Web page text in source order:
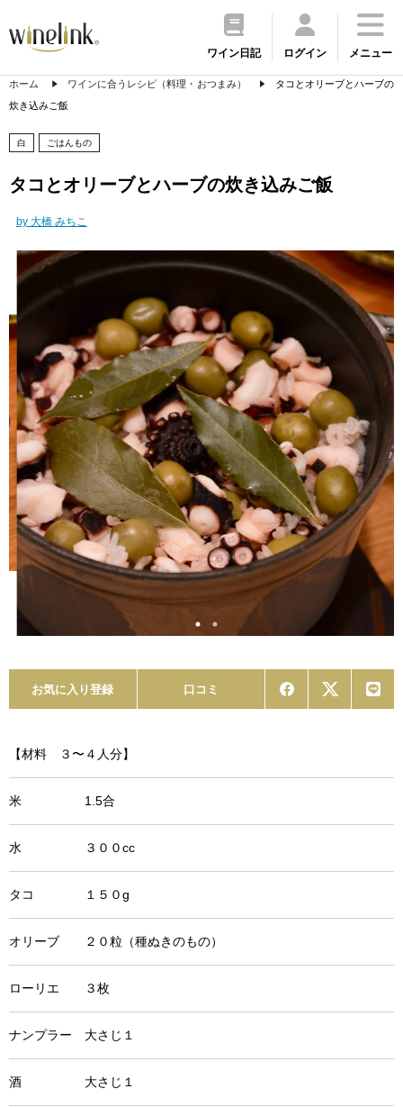
ワイン日記 ログイン メニュー
ホーム ワインに合うレシピ（料理・おつまみ）
タコとオリーブとハーブの
炊き込みご飯
白 ごはんもの
タコとオリーブとハーブの炊き込みご飯
by 大橋 みちこ
お気に入り登録 口コミ
【材料 ３〜４人分】
米 1.5合
水 ３００cc
タコ １５０g
オリーブ ２０粒（種ぬきのもの）
ローリエ ３枚
ナンプラー 大さじ１
酒 大さじ１